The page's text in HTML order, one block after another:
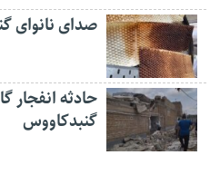
صدای نانوای
حادثه انفجار
گنبدکاووس